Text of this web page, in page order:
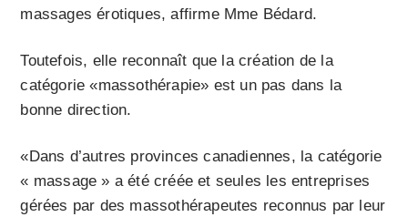
massages érotiques, affirme Mme Bédard.
Toutefois, elle reconnaît que la création de la
catégorie «massothérapie» est un pas dans la
bonne direction.
«Dans d’autres provinces canadiennes, la catégorie
« massage » a été créée et seules les entreprises
gérées par des massothérapeutes reconnus par leur